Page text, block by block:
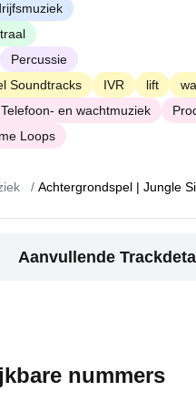
Percussie
Soundtracks IVR lift
Telefoon- en wachtmuziek
Loops
/ Achtergrondspel | Jungle
Aanvullende
nummers